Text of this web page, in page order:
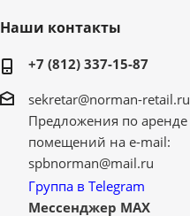
Наши контакты
+7 (812) 337-15-87
sekretar@norman-retail.ru
Предложения по аренде
помещений на e-mail:
spbnorman@mail.ru
Группа в Telegram
Мессенджер MAX